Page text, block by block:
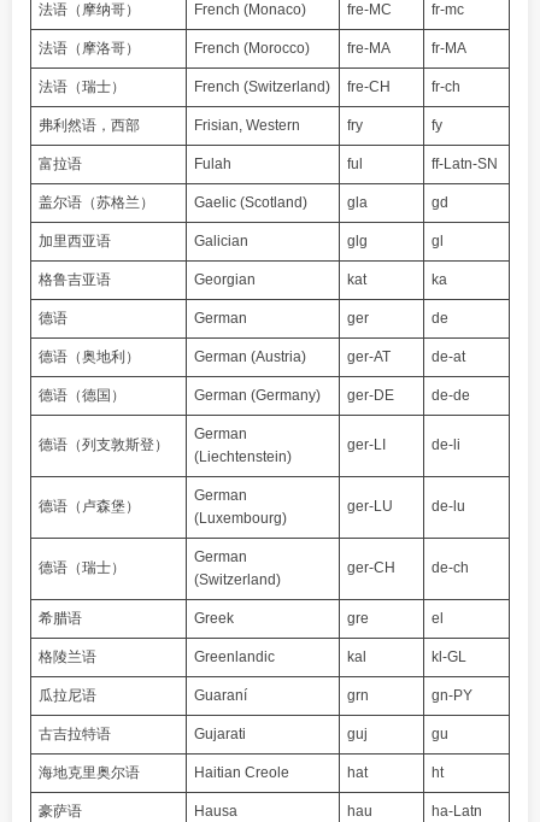
法语（摩纳哥） French (Monaco) fre-MC fr-mc
法语（摩洛哥） French (Morocco) fre-MA fr-MA
法语（瑞士） French (Switzerland) fre-CH fr-ch
弗利然语，西部 Frisian, Western fry fy
富拉语 Fulah ful ff-Latn-SN
盖尔语（苏格兰） Gaelic (Scotland) gla gd
加里西亚语 Galician glg gl
格鲁吉亚语 Georgian kat ka
德语 German ger de
德语（奥地利） German (Austria) ger-AT de-at
德语（德国） German (Germany) ger-DE de-de
德语（列支敦斯登）
German
(Liechtenstein)
ger-LI de-li
德语（卢森堡）
German
(Luxembourg)
ger-LU de-lu
德语（瑞士）
German
(Switzerland)
ger-CH de-ch
希腊语 Greek gre el
格陵兰语 Greenlandic kal kl-GL
瓜拉尼语 Guaraní grn gn-PY
古吉拉特语 Gujarati guj gu
海地克里奥尔语 Haitian Creole hat ht
豪萨语 Hausa hau ha-Latn